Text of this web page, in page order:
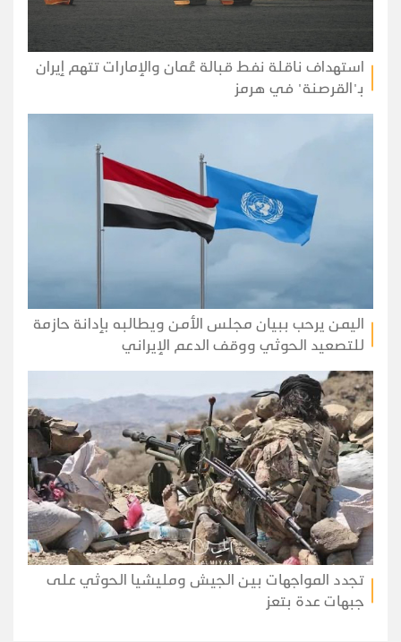
استهداف ناقلة نفط قبالة عُمان والإمارات تتهم إيران
بـ"القرصنة" في هرمز
اليمن يرحب ببيان مجلس الأمن ويطالبه بإدانة حازمة
للتصعيد الحوثي ووقف الدعم الإيراني
تجدد المواجهات بين الجيش ومليشيا الحوثي على
جبهات عدة بتعز